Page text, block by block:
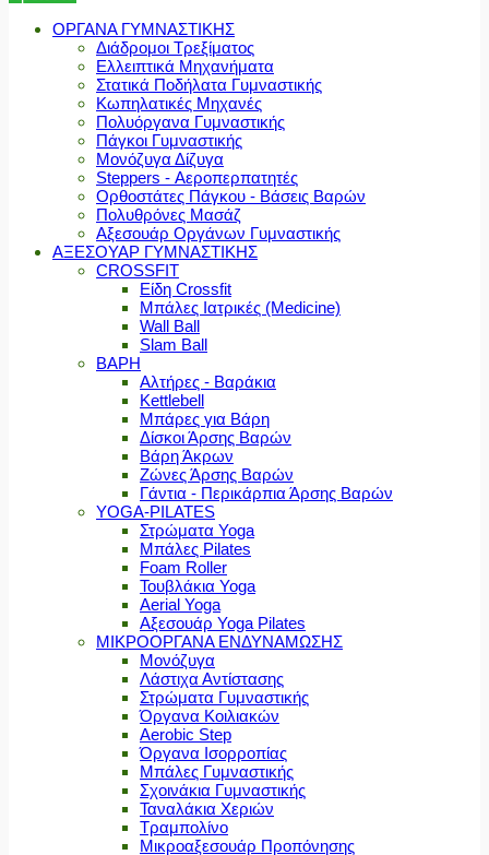
ΟΡΓΑΝΑ ΓΥΜΝΑΣΤΙΚΗΣ
Διάδρομοι Τρεξίματος
Ελλειπτικά Μηχανήματα
Στατικά Ποδήλατα Γυμναστικής
Κωπηλατικές Μηχανές
Πολυόργανα Γυμναστικής
Πάγκοι Γυμναστικής
Μονόζυγα Δίζυγα
Steppers - Αεροπερπατητές
Ορθοστάτες Πάγκου - Βάσεις Βαρών
Πολυθρόνες Μασάζ
Αξεσουάρ Οργάνων Γυμναστικής
ΑΞΕΣΟΥΑΡ ΓΥΜΝΑΣΤΙΚΗΣ
CROSSFIT
Είδη Crossfit
Μπάλες Ιατρικές (Medicine)
Wall Ball
Slam Ball
ΒΑΡΗ
Αλτήρες - Βαράκια
Kettlebell
Μπάρες για Βάρη
Δίσκοι Άρσης Βαρών
Βάρη Άκρων
Ζώνες Άρσης Βαρών
Γάντια - Περικάρπια Άρσης Βαρών
YOGA-PILATES
Στρώματα Yoga
Μπάλες Pilates
Foam Roller
Τουβλάκια Yoga
Aerial Yoga
Αξεσουάρ Yoga Pilates
ΜΙΚΡΟΟΡΓΑΝΑ ΕΝΔΥΝΑΜΩΣΗΣ
Μονόζυγα
Λάστιχα Αντίστασης
Στρώματα Γυμναστικής
Όργανα Κοιλιακών
Aerobic Step
Όργανα Ισορροπίας
Μπάλες Γυμναστικής
Σχοινάκια Γυμναστικής
Ταναλάκια Χεριών
Τραμπολίνο
Μικροαξεσουάρ Προπόνησης